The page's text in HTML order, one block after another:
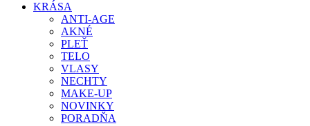
KRÁSA
ANTI-AGE
AKNÉ
PLEŤ
TELO
VLASY
NECHTY
MAKE-UP
NOVINKY
PORADŇA